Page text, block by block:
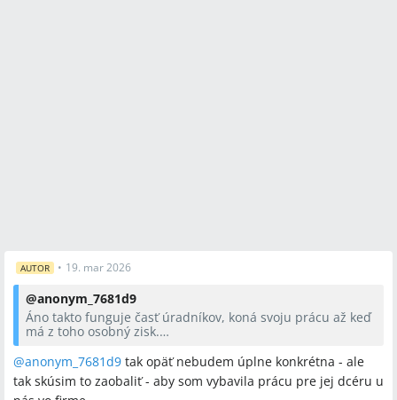
AUTOR • 19. mar 2026
@anonym_7681d9
Áno takto funguje časť úradníkov, koná svoju prácu až keď
má z toho osobný zisk.
služba a chce ju zadarmo? Alebo chce od teba
zvýhodnenie, uprednostnenie pre jej dcéru?
@anonym_7681d9 tak opäť nebudem úplne konkrétna - ale
tak skúsim to zaobaliť - aby som vybavila prácu pre jej dcéru u